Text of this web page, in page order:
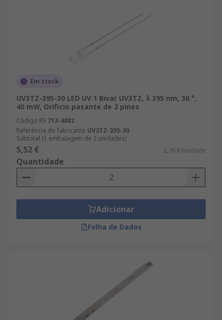
Em stock
UV3TZ-395-30 LED UV 1 Bivar UV3TZ, λ 395 nm, 30 °,
40 mW, Orificio pasante de 2 pines
Código RS 713-4882
Referência do fabricante UV3TZ-395-30
Subtotal (1 embalagem de 2 unidades)
5,52 € 2,76 €/unidade
Quantidade
Adicionar
Folha de Dados